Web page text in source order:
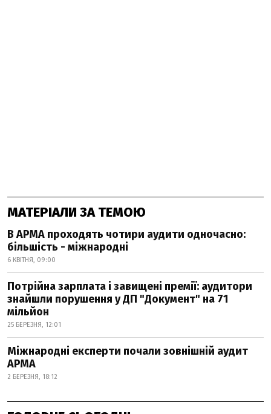
МАТЕРІАЛИ ЗА ТЕМОЮ
В АРМА проходять чотири аудити одночасно:
більшість - міжнародні
6 КВІТНЯ, 09:00
Потрійна зарплата і завищені премії: аудитори
знайшли порушення у ДП "Документ" на 71
мільйон
25 БЕРЕЗНЯ, 12:01
Міжнародні експерти почали зовнішній аудит
АРМА
2 БЕРЕЗНЯ, 18:12